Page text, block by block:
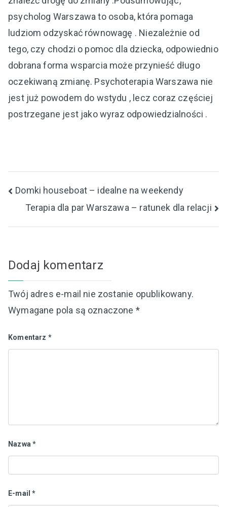
psycholog Warszawa to osoba, która pomaga
ludziom odzyskać równowagę . Niezależnie od
tego, czy chodzi o pomoc dla dziecka, odpowiednio
dobrana forma wsparcia może przynieść długo
oczekiwaną zmianę. Psychoterapia Warszawa nie
jest już powodem do wstydu , lecz coraz częściej
postrzegane jest jako wyraz odpowiedzialności .
Nawigacja
wpisu
Domki houseboat – idealne na weekendy
Terapia dla par Warszawa – ratunek dla relacji
Dodaj komentarz
Twój adres e-mail nie zostanie opublikowany.
Wymagane pola są oznaczone *
Komentarz *
Nazwa*
E-mail*